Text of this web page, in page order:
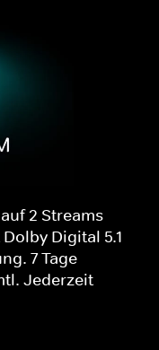
2 Streams
Digital 5.1
7 Tage
Jederzeit